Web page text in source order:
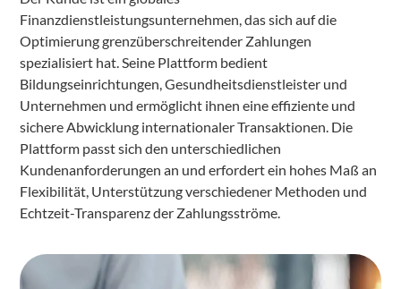
Finanzdienstleistungsunternehmen, das sich auf die
Optimierung grenzüberschreitender Zahlungen
spezialisiert hat. Seine Plattform bedient
Bildungseinrichtungen, Gesundheitsdienstleister und
Unternehmen und ermöglicht ihnen eine effiziente und
sichere Abwicklung internationaler Transaktionen. Die
Plattform passt sich den unterschiedlichen
Kundenanforderungen an und erfordert ein hohes Maß an
Flexibilität, Unterstützung verschiedener Methoden und
Echtzeit-Transparenz der Zahlungsströme.